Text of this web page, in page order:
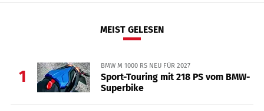
MEIST GELESEN
1
BMW M 1000 RS NEU FÜR 2027
Sport-Touring mit 218 PS vom BMW-
Superbike